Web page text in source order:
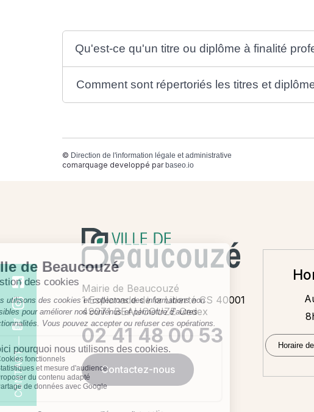
CONTACT
Qu'est-ce qu'un titre ou diplôme à finalité
Comment sont répertoriés les titres et
© Direction de l'information légale et administrative
comarquage developpé par baseo.io
Mairie de Beaucouzé
1 Esplanade de la Liberté CS 40001
49071 BEAUCOUZE Cedex
02 41 48 00 53
Contactez-nous